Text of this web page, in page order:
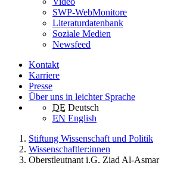
SWP-WebMonitore
Literaturdatenbank
Soziale Medien
Newsfeed
Kontakt
Karriere
Presse
Über uns in leichter Sprache
DE Deutsch
EN English
Stiftung Wissenschaft und Politik
Wissenschaftler:innen
Oberstleutnant i.G. Ziad Al-Asmar